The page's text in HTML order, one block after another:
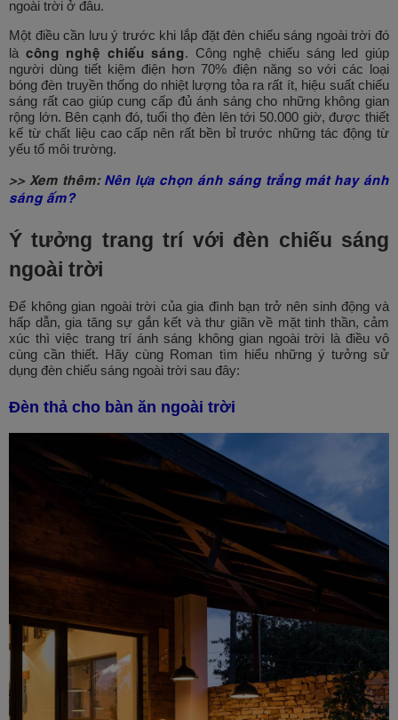
ngoài trời ở đâu.
Một điều cần lưu ý trước khi lắp đặt đèn chiếu sáng ngoài trời đó
là công nghệ chiếu sáng. Công nghệ chiếu sáng led giúp
người dùng tiết kiệm điện hơn 70% điện năng so với các loại
bóng đèn truyền thống do nhiệt lượng tỏa ra rất ít, hiệu suất chiếu
sáng rất cao giúp cung cấp đủ ánh sáng cho những không gian
rộng lớn. Bên cạnh đó, tuổi thọ đèn lên tới 50.000 giờ, được thiết
kế từ chất liệu cao cấp nên rất bền bỉ trước những tác động từ
yếu tố môi trường.
>> Xem thêm:Nên lựa chọn ánh sáng trắng mát hay ánh
sáng ấm?
Ý tưởng trang trí với đèn chiếu sáng
ngoài trời
Để không gian ngoài trời của gia đình bạn trở nên sinh động và
hấp dẫn, gia tăng sự gắn kết và thư giãn về mặt tinh thần, cảm
xúc thì việc trang trí ánh sáng không gian ngoài trời là điều vô
cùng cần thiết. Hãy cùng Roman tìm hiểu những ý tưởng sử
dụng đèn chiếu sáng ngoài trời sau đây:
Đèn thả cho bàn ăn ngoài trời